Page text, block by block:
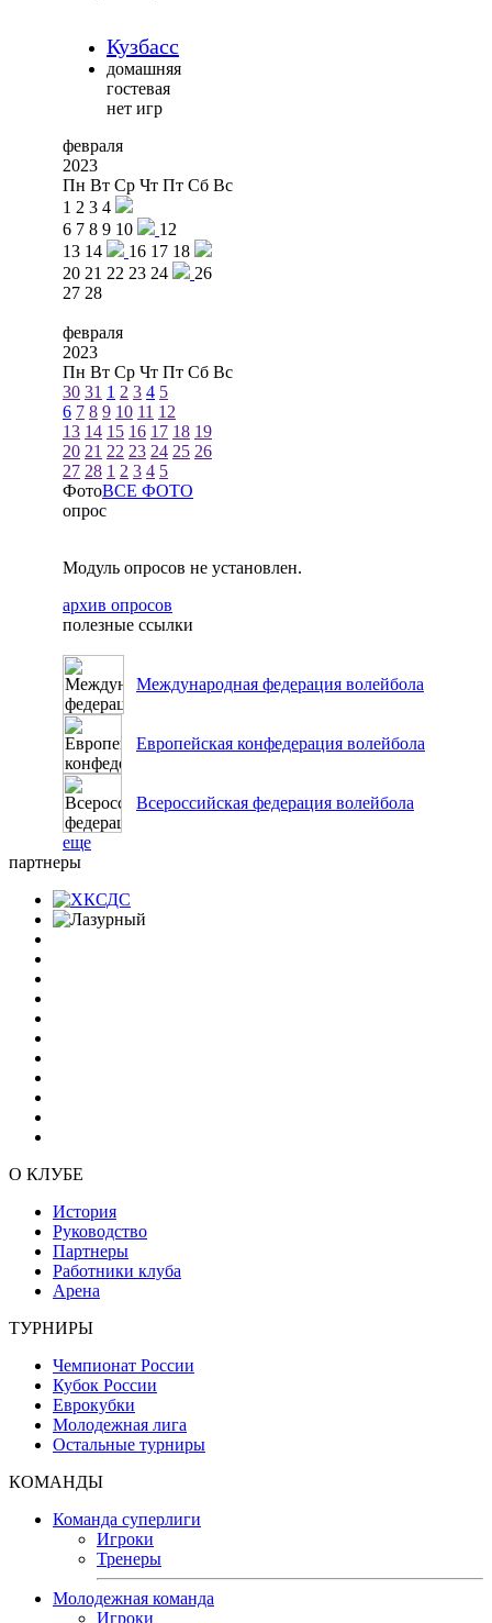
Кузбасс
домашняя
гостевая
нет игр
февраля
2023
Пн Вт Ср Чт Пт Сб Вс
1 2 3 4
6 7 8 9 10
12
13 14 16 17 18
20 21 22 23 24
26
27 28
февраля
2023
Пн Вт Ср Чт Пт Сб Вс
30 31 1 2 3 4 5
6 7 8 9 10 11 12
13 14 15 16 17 18 19
20 21 22 23 24 25 26
27 28 1 2 3 4 5
ФотоВСЕ ФОТО
опрос
Модуль опросов не установлен.
архив опросов
полезные ссылки
Международная федерация волейбола
Европейская конфедерация волейбола
Всероссийская федерация волейбола
еще
партнеры
О КЛУБЕ
История
Руководство
Партнеры
Работники клуба
Арена
ТУРНИРЫ
Чемпионат России
Кубок России
Еврокубки
Молодежная лига
Остальные турниры
КОМАНДЫ
Команда суперлиги
Игроки
Тренеры
Молодежная команда
Игроки